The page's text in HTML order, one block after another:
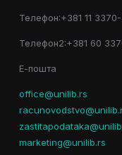
Телефон:+381 11
Телефон2:+381 60
Е-пошта
office@unilib.rs
marketing@unilib.rs